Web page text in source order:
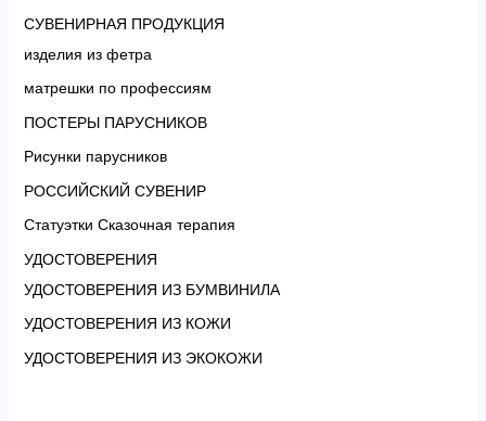
СУВЕНИРНАЯ ПРОДУКЦИЯ
изделия из фетра
матрешки по профессиям
ПОСТЕРЫ ПАРУСНИКОВ
Рисунки парусников
РОССИЙСКИЙ СУВЕНИР
Статуэтки Сказочная терапия
УДОСТОВЕРЕНИЯ
УДОСТОВЕРЕНИЯ ИЗ БУМВИНИЛА
УДОСТОВЕРЕНИЯ ИЗ КОЖИ
УДОСТОВЕРЕНИЯ ИЗ ЭКОКОЖИ